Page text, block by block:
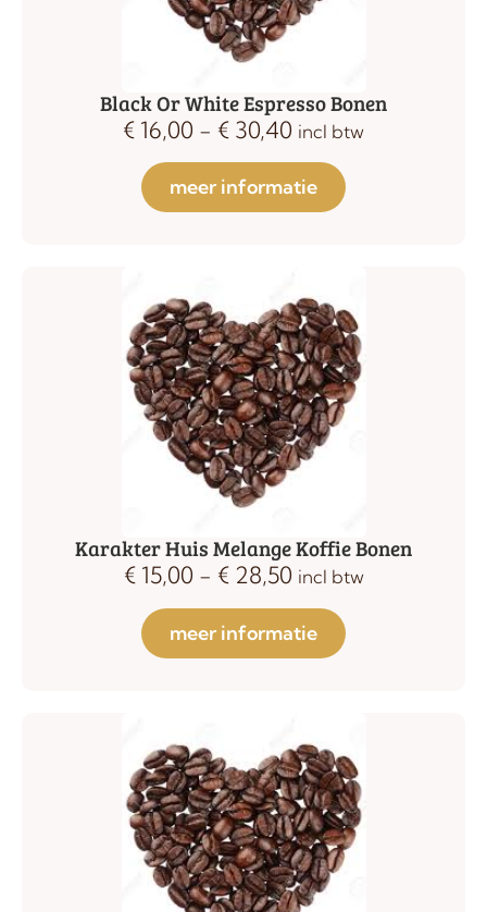
Black Or White Espresso Bonen
€ 16,00 - € 30,40 incl btw
meer informatie
Karakter Huis Melange Koffie Bonen
€15,00 - €28,50 incl btw
meer informatie